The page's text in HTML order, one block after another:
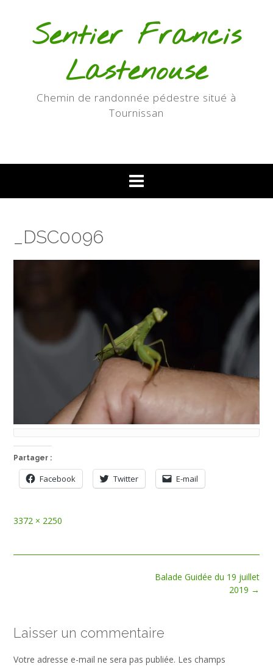
Sentier Francis
Lastenouse
Chemin de randonnée pédestre situé à
Tournissan
_DSC0096
Partager :
Facebook Twitter E-mail
Full
3372 × 2250
Balade Guidée du 19 juillet
2019 →
Laisser un commentaire
Votre adresse e-mail ne sera pas publiée. Les champs